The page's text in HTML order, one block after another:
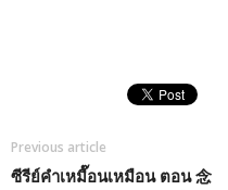
Previous article
ซีรีย์คำเหมื๊อนเหมือน ตอน 念